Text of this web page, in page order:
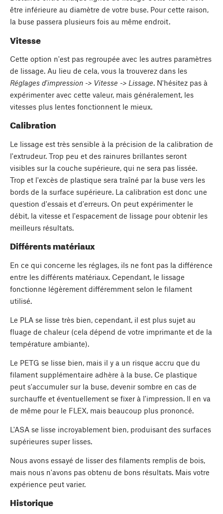
être inférieure au diamètre de votre buse. Pour cette raison,
la buse passera plusieurs fois au même endroit.
Vitesse
Cette option n'est pas regroupée avec les autres paramètres
de lissage. Au lieu de cela, vous la trouverez dans les
Réglages d'impression -> Vitesse -> Lissage. N'hésitez pas à
expérimenter avec cette valeur, mais généralement, les
vitesses plus lentes fonctionnent le mieux.
Calibration
Le lissage est très sensible à la précision de la calibration de
l'extrudeur. Trop peu et des rainures brillantes seront
visibles sur la couche supérieure, qui ne sera pas lissée.
Trop et l'excès de plastique sera traîné par la buse vers les
bords de la surface supérieure. La calibration est donc une
question d'essais et d'erreurs. On peut expérimenter le
débit, la vitesse et l'espacement de lissage pour obtenir les
meilleurs résultats.
Différents matériaux
En ce qui concerne les réglages, ils ne font pas la différence
entre les différents matériaux. Cependant, le lissage
fonctionne légèrement différemment selon le filament
utilisé.
Le PLA se lisse très bien, cependant, il est plus sujet au
fluage de chaleur (cela dépend de votre imprimante et de la
température ambiante).
Le PETG se lisse bien, mais il y a un risque accru que du
filament supplémentaire adhère à la buse. Ce plastique
peut s'accumuler sur la buse, devenir sombre en cas de
surchauffe et éventuellement se fixer à l'impression. Il en va
de même pour le FLEX, mais beaucoup plus prononcé.
L'ASA se lisse incroyablement bien, produisant des surfaces
supérieures super lisses.
Nous avons essayé de lisser des filaments remplis de bois,
mais nous n'avons pas obtenu de bons résultats. Mais votre
expérience peut varier.
Historique